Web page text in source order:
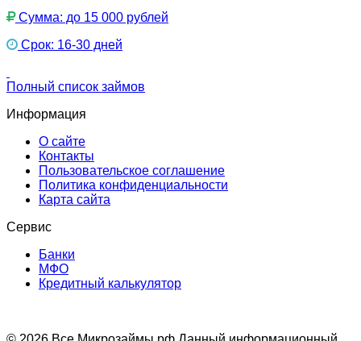
Сумма: до 15 000 рублей
Срок: 16-30 дней
Полный список займов
Информация
О сайте
Контакты
Пользовательское соглашение
Политика конфиденциальности
Карта сайта
Сервис
Банки
МФО
Кредитный калькулятор